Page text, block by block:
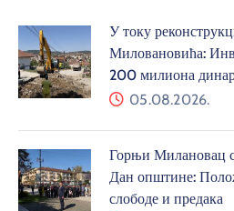
У току
Миловановића:
200 милиона
05.08.2026.
Горњи Милановац
Дан општине:
слободе и предака